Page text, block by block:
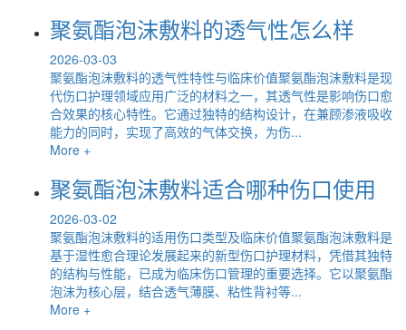
聚氨酯泡沫敷料的透气性怎么样
2026-03-03
聚氨酯泡沫敷料的透气性特性与临床价值聚氨酯泡沫敷料是现
代伤口护理领域应用广泛的材料之一，其透气性是影响伤口愈
合效果的核心特性。它通过独特的结构设计，在兼顾渗液吸收
能力的同时，实现了高效的气体交换，为伤...
More +
聚氨酯泡沫敷料适合哪种伤口使用
2026-03-02
聚氨酯泡沫敷料的适用伤口类型及临床价值聚氨酯泡沫敷料是
基于湿性愈合理论发展起来的新型伤口护理材料，凭借其独特
的结构与性能，已成为临床伤口管理的重要选择。它以聚氨酯
泡沫为核心层，结合透气薄膜、粘性背衬等...
More +